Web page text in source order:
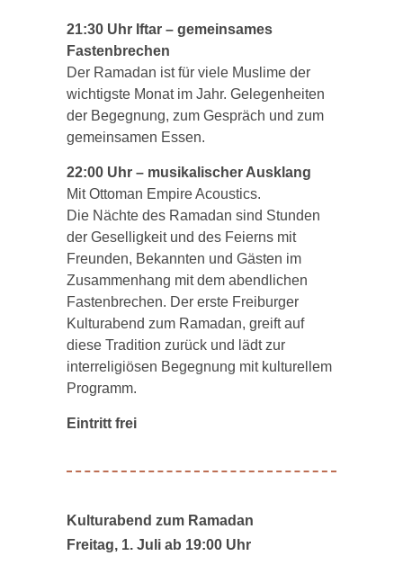
21:30 Uhr Iftar – gemeinsames
Fastenbrechen
Der Ramadan ist für viele Muslime der
wichtigste Monat im Jahr. Gelegenheiten
der Begegnung, zum Gespräch und zum
gemeinsamen Essen.
22:00 Uhr – musikalischer Ausklang
Mit Ottoman Empire Acoustics.
Die Nächte des Ramadan sind Stunden
der Geselligkeit und des Feierns mit
Freunden, Bekannten und Gästen im
Zusammenhang mit dem abendlichen
Fastenbrechen. Der erste Freiburger
Kulturabend zum Ramadan, greift auf
diese Tradition zurück und lädt zur
interreligiösen Begegnung mit kulturellem
Programm.
Eintritt frei
Kulturabend zum Ramadan
Freitag, 1. Juli ab 19:00 Uhr